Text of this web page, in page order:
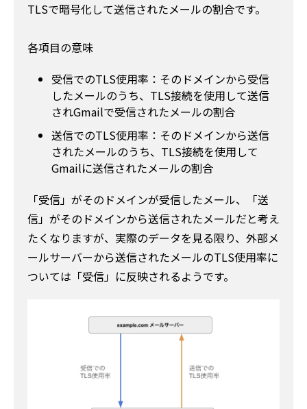
TLSで暗号化して送信されたメールの割合です。
各項目の意味
受信でのTLS使用率：そのドメインから受信
したメールのうち、TLS接続を使用して送信
されGmailで受信されたメールの割合
送信でのTLS使用率：そのドメインから送信
されたメールのうち、TLS接続を使用して
Gmailに送信されたメールの割合
「受信」がそのドメインが受信したメール、「送
信」がそのドメインから送信されたメールだと考え
たくなりますが、実際のデータを見る限り、外部メ
ールサーバーから送信されたメールのTLS使用率に
ついては「受信」に反映されるようです。